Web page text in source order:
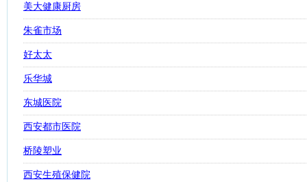
美大健康厨房
朱雀市场
好太太
乐华城
东城医院
西安都市医院
桥陵塑业
西安生殖保健院